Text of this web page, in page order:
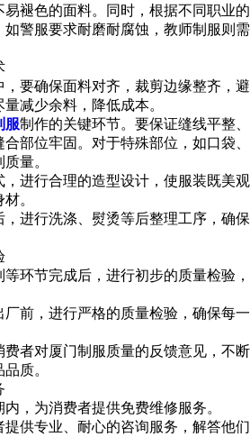
褪色的面料。同时，根据不同职业的
警服要求耐磨耐腐蚀，教师制服则需
要确保面料对齐，裁剪边缘整齐，避
减少余料，降低成本。
服制作的关键环节。要保证缝线平整、
部位牢固。对于特殊部位，如口袋、
量。
进行合理的造型设计，使服装既美观
。
进行洗涤、熨烫等后整理工序，确保
节完成后，进行初步的质量检验，
前，进行严格的质量检验，确保每一
者对厦门制服质量的反馈意见，不断
质。
为消费者提供免费维修服务。
供专业、耐心的咨询服务，解答他们